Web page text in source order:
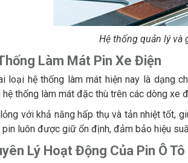
Hệ thống quản lý và
Làm Mát Pin Xe Điện
loại hệ thống làm mát hiện nay là dạng
hệ thống làm mát đặc thù trên các dòng xe
với khả năng hấp thụ và tản nhiệt tốt,
luôn được giữ ổn định, đảm bảo hiệu
Lý Hoạt Động Của Pin Ô